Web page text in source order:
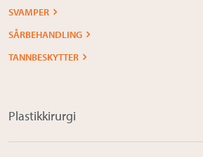
SVAMPER
SÅRBEHANDLING
TANNBESKYTTER
Plastikkirurgi